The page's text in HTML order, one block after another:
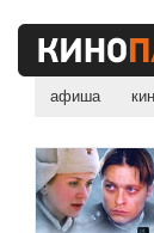
афиша